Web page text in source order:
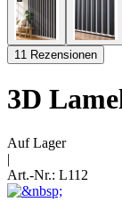
11 Rezensionen
3D
Auf Lager
|
Art.-Nr.: L112